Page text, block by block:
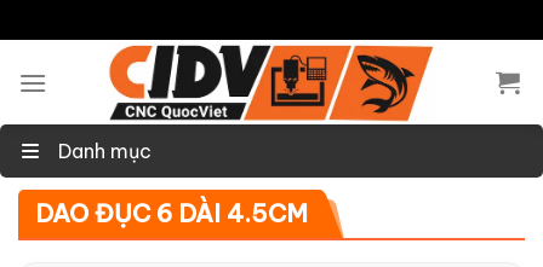
to
content
Danh mục
DAO ĐỤC 6 DÀI 4.5CM